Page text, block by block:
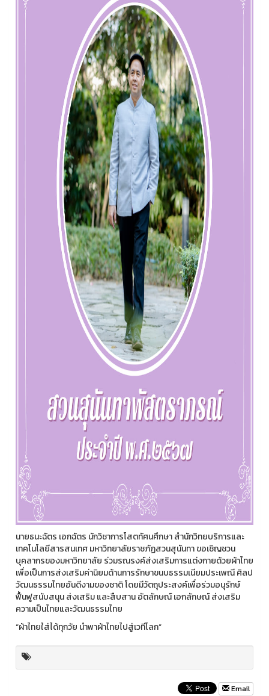
นายธนะฉัตร เอกฉัตร นักวิชาการโสตทัศนศึกษา สำนักวิทยบริการและ
เทคโนโลยีสารสนเทศ มหาวิทยาลัยราชภัฏสวนสุนันทา ขอเชิญชวน
บุคลากรของมหาวิทยาลัย ร่วมรณรงค์ส่งเสริมการแต่งกายด้วยผ้าไทย
เพื่อเป็นการส่งเสริมค่านิยมด้านการรักษาขนบธรรมเนียมประเพณี ศิลป
วัฒนธรรมไทยอันดีงามของชาติ โดยมีวัตถุประสงค์เพื่อร่วมอนุรักษ์
ฟื้นฟูสนับสนุน ส่งเสริม และสืบสาน อัตลักษณ์ เอกลักษณ์ ส่งเสริม
ความเป็นไทยและวัฒนธรรมไทย
“ผ้าไทยใส่ได้ทุกวัย นำพาผ้าไทยไปสู่เวทีโลก”
Email